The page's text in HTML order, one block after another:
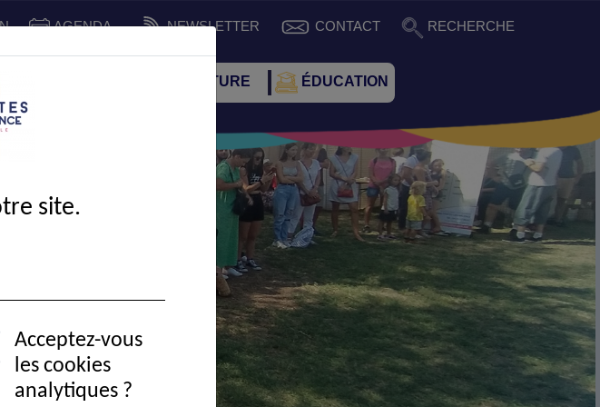
AGENDA NEWSLETTER CONTACT RECHERCHE
VIE SPORT ET CULTURE ÉDUCATION
site.
Acceptez-vous
les cookies
analytiques ?